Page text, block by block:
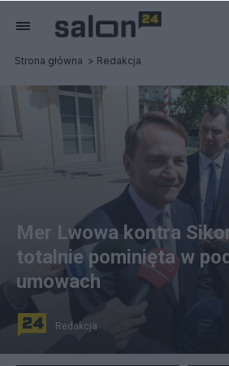
Strona główna Redakcja
Mer Lwowa kontra
totalnie pominięta w
umowach
Redakcja